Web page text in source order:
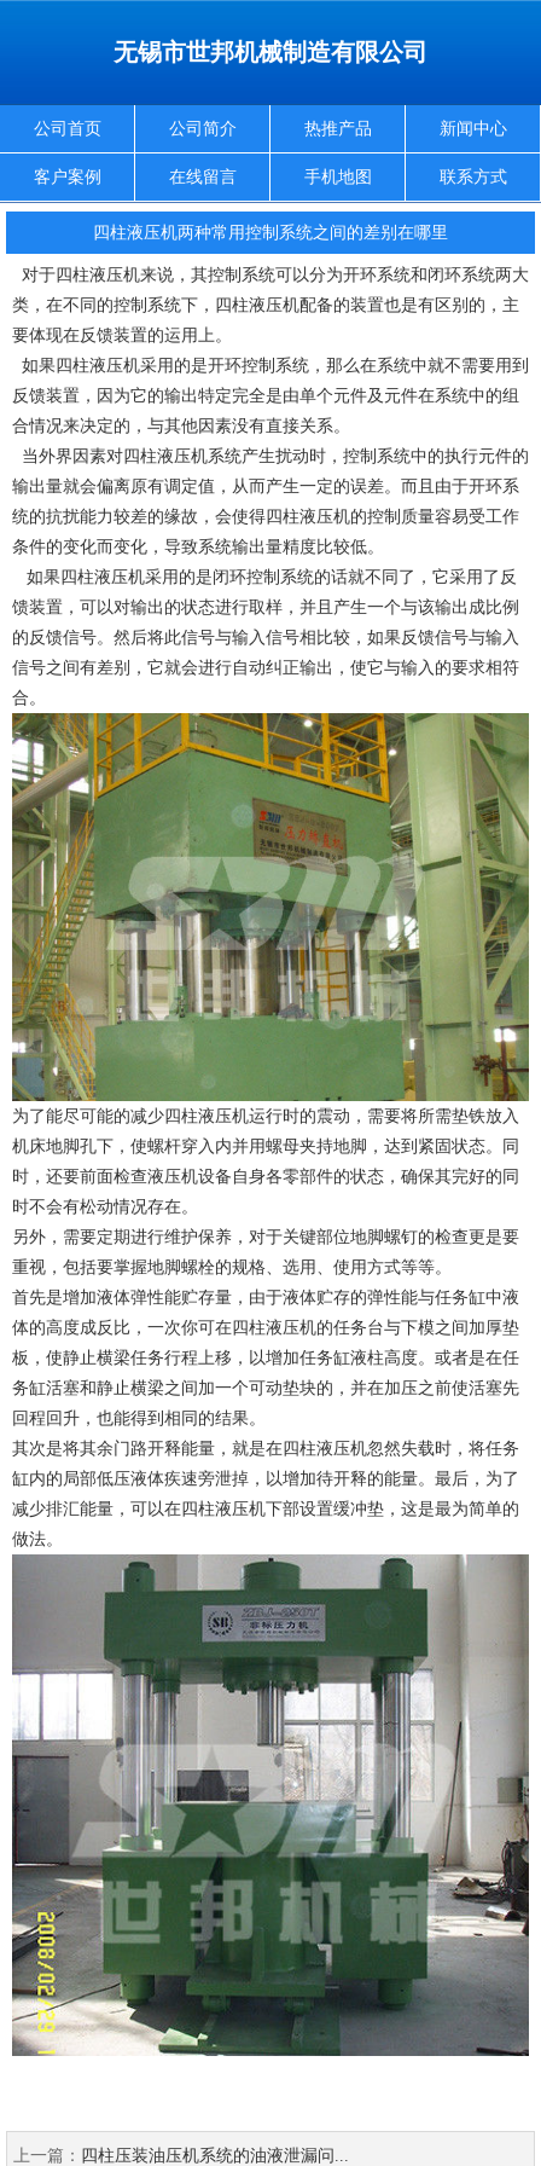
无锡市世邦机械制造有限公司
公司首页 公司简介 热推产品 新闻中心
客户案例 在线留言 手机地图 联系方式
四柱液压机两种常用控制系统之间的差别在哪里
对于四柱液压机来说，其控制系统可以分为开环系统和闭环系统两大
类，在不同的控制系统下，四柱液压机配备的装置也是有区别的，主
要体现在反馈装置的运用上。
如果四柱液压机采用的是开环控制系统，那么在系统中就不需要用到
反馈装置，因为它的输出特定完全是由单个元件及元件在系统中的组
合情况来决定的，与其他因素没有直接关系。
当外界因素对四柱液压机系统产生扰动时，控制系统中的执行元件的
输出量就会偏离原有调定值，从而产生一定的误差。而且由于开环系
统的抗扰能力较差的缘故，会使得四柱液压机的控制质量容易受工作
条件的变化而变化，导致系统输出量精度比较低。
如果四柱液压机采用的是闭环控制系统的话就不同了，它采用了反
馈装置，可以对输出的状态进行取样，并且产生一个与该输出成比例
的反馈信号。然后将此信号与输入信号相比较，如果反馈信号与输入
信号之间有差别，它就会进行自动纠正输出，使它与输入的要求相符
合。
为了能尽可能的减少四柱液压机运行时的震动，需要将所需垫铁放入
机床地脚孔下，使螺杆穿入内并用螺母夹持地脚，达到紧固状态。同
时，还要前面检查液压机设备自身各零部件的状态，确保其完好的同
时不会有松动情况存在。
另外，需要定期进行维护保养，对于关键部位地脚螺钉的检查更是要
重视，包括要掌握地脚螺栓的规格、选用、使用方式等等。
首先是增加液体弹性能贮存量，由于液体贮存的弹性能与任务缸中液
体的高度成反比，一次你可在四柱液压机的任务台与下模之间加厚垫
板，使静止横梁任务行程上移，以增加任务缸液柱高度。或者是在任
务缸活塞和静止横梁之间加一个可动垫块的，并在加压之前使活塞先
回程回升，也能得到相同的结果。
其次是将其余门路开释能量，就是在四柱液压机忽然失载时，将任务
缸内的局部低压液体疾速旁泄掉，以增加待开释的能量。最后，为了
减少排汇能量，可以在四柱液压机下部设置缓冲垫，这是最为简单的
做法。
上一篇： 四柱压装油压机系统的油液泄漏问...